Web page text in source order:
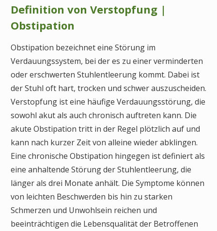
Definition von Verstopfung |
Obstipation
Obstipation bezeichnet eine Störung im
Verdauungssystem, bei der es zu einer verminderten
oder erschwerten Stuhlentleerung kommt. Dabei ist
der Stuhl oft hart, trocken und schwer auszuscheiden.
Verstopfung ist eine häufige Verdauungsstörung, die
sowohl akut als auch chronisch auftreten kann. Die
akute Obstipation tritt in der Regel plötzlich auf und
kann nach kurzer Zeit von alleine wieder abklingen.
Eine chronische Obstipation hingegen ist definiert als
eine anhaltende Störung der Stuhlentleerung, die
länger als drei Monate anhält. Die Symptome können
von leichten Beschwerden bis hin zu starken
Schmerzen und Unwohlsein reichen und
beeinträchtigen die Lebensqualität der Betroffenen
9.Behandlung von Verstopfung
10.
Welche Abführmittel gibt es?
12.Verstopfung in der Pflege vorbeugen
13.Wann Sie einen Arzt aufsuchen sollten
14.
Fazit Verstopfung
15.Häufige Fragen (FAQs) zu Verstopfung